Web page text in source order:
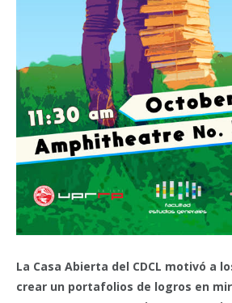
La Casa Abierta del CDCL motivó a
crear un portafolios de logros en